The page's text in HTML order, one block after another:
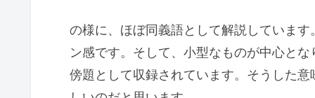
の様に、ほぼ同義語として解説していま
ン感です。そして、小型なものが中心と
傍題として収録されています。そうした